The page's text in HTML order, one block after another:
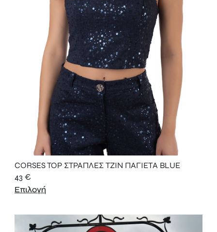
CORSES TOP ΣΤΡΑΠΛΕΣ ΤΖΙΝ ΠΑΓΙΕΤΑ BLUE
43 €
Επιλογή